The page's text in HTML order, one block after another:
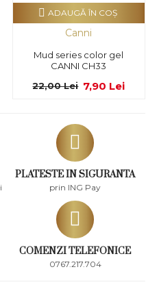
PLATESTE IN SIGURANTA
prin ING Pay
COMENZI TELEFONICE
0767.217.704
Canni
Mud series color gel
CANNI CH33
7,90 Lei
22,00 Lei
ADAUGĂ ÎN COŞ